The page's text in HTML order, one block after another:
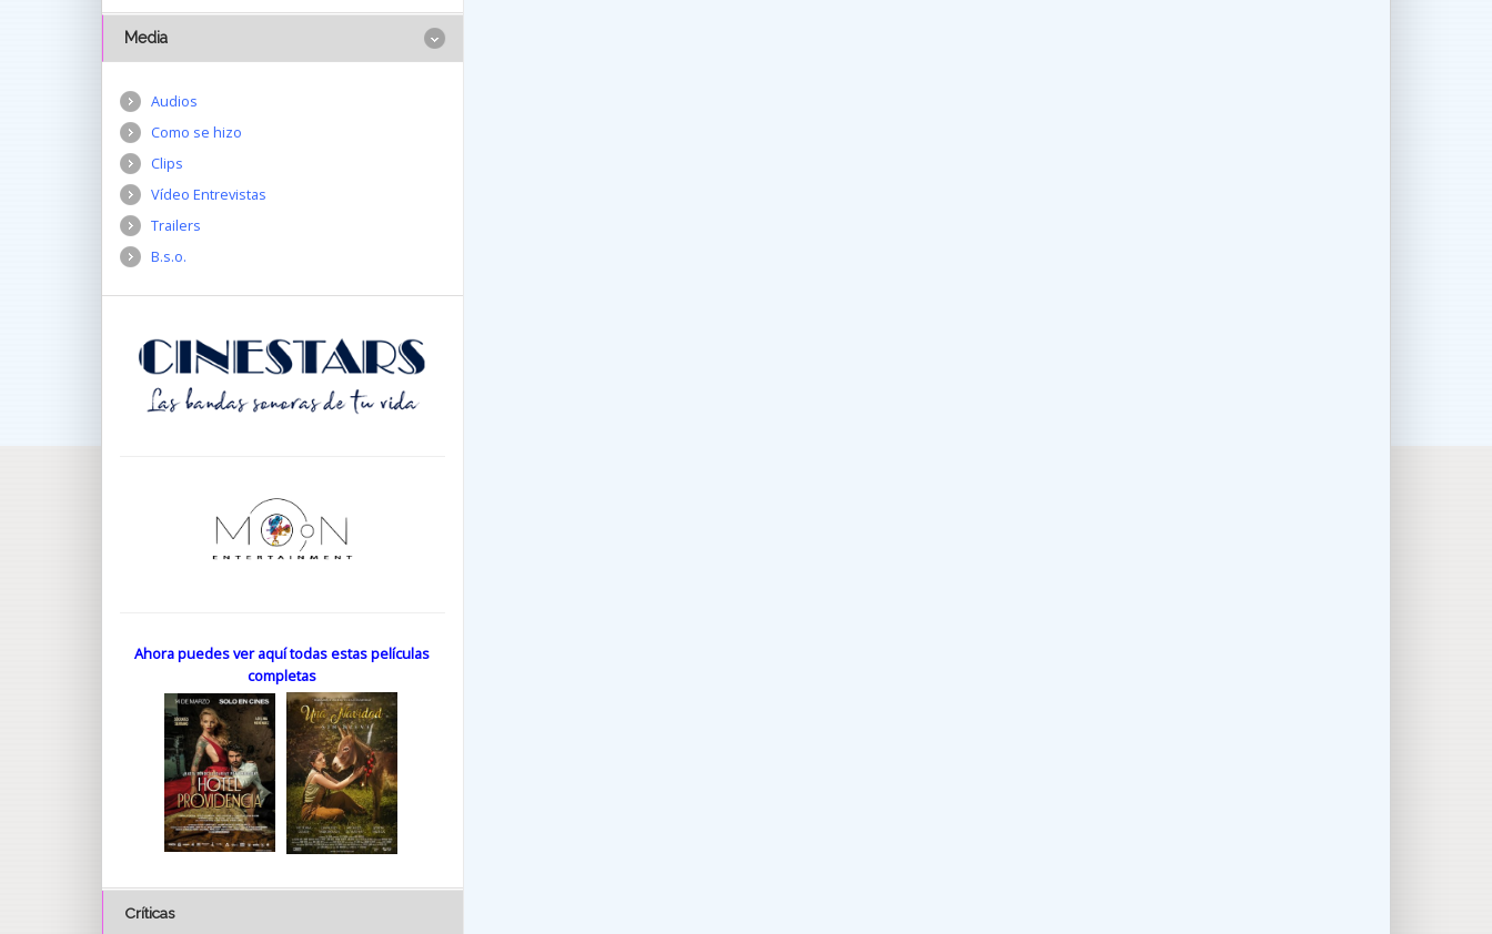
Media
Audios
Como se hizo
Clips
Vídeo Entrevistas
Trailers
B.s.o.
Ahora puedes ver aquí todas estas películas
completas
Críticas